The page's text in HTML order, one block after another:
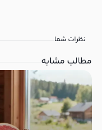
نظرات شما
مطالب مشابه